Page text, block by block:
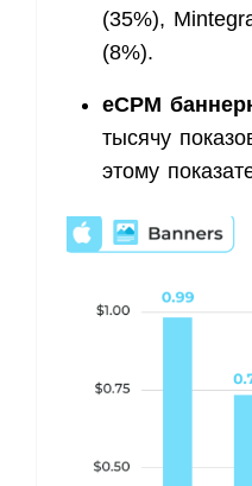
(35%),
(8%).
eCPM
тысячу
этому